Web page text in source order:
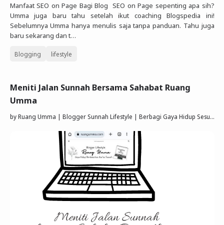
Manfaat SEO on Page Bagi Blog SEO on Page sepenting apa sih?
Umma juga baru tahu setelah ikut coaching Blogspedia ini!
Sebelumnya Umma hanya menulis saja tanpa panduan. Tahu juga
baru sekarang dan t…
Blogging lifestyle
Meniti Jalan Sunnah Bersama Sahabat Ruang
Umma
byRuang Umma | Blogger Sunnah Lifestyle | Berbagi Gaya Hidup Sesuai Quran Sunnah